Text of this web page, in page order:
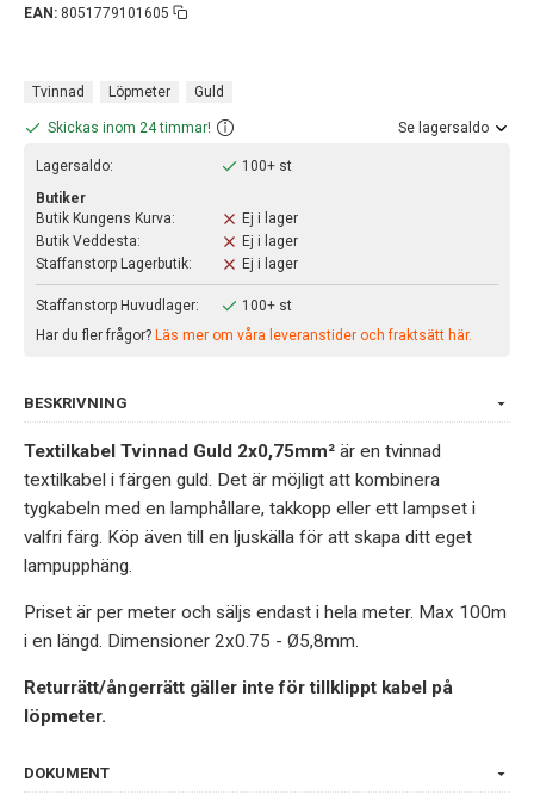
EAN: 8051779101605
Tvinnad Löpmeter Guld
Skickas inom 24 timmar! Se lagersaldo
Lagersaldo:
100+ st
Butiker
Butik Kungens Kurva:
Ej i lager
Butik Veddesta:
Ej i lager
Staffanstorp Lagerbutik:
Ej i lager
Staffanstorp Huvudlager:
100+ st
Har du fler frågor? Läs mer om våra leveranstider och fraktsätt här.
BESKRIVNING
Textilkabel Tvinnad Guld 2x0,75mm² är en tvinnad
textilkabel i färgen guld. Det är möjligt att kombinera
tygkabeln med en lamphållare, takkopp eller ett lampset i
valfri färg. Köp även till en ljuskälla för att skapa ditt eget
lampupphäng.
Priset är per meter och säljs endast i hela meter. Max 100m
i en längd. Dimensioner 2x0.75 - Ø5,8mm.
Returrätt/ångerrätt gäller inte för tillklippt kabel på
löpmeter.
DOKUMENT